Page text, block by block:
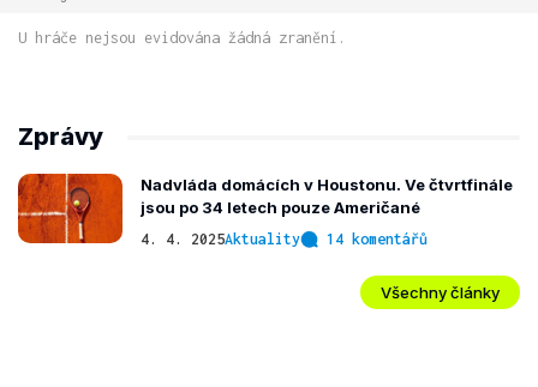
U hráče nejsou evidována žádná zranění.
Zprávy
Nadvláda domácích v Houstonu. Ve čtvrtfinále
jsou po 34 letech pouze Američané
4. 4. 2025Aktuality 14 komentářů
Všechny články